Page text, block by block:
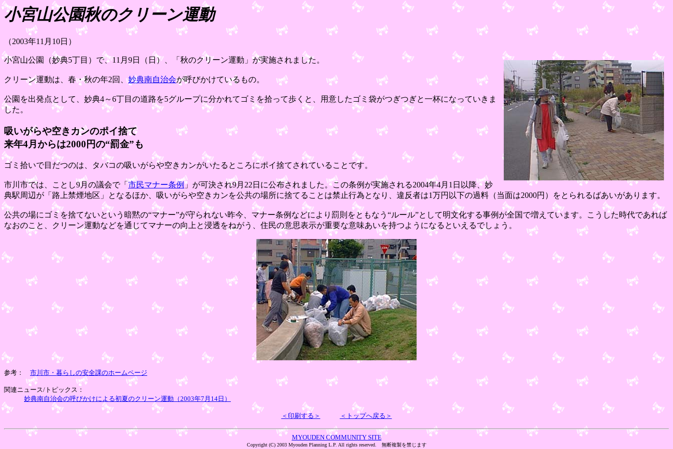
小宮山公園秋のクリーン運動
（2003年11月10日）
小宮山公園（妙典5丁目）で、11月9日（日）、「秋のクリーン運動」が実施されました。
クリーン運動は、春・秋の年2回、妙典南自治会が呼びかけているもの。
公園を出発点として、妙典4～6丁目の道路を5グループに分かれてゴミを拾って歩くと、用意したゴミ袋がつぎつぎと一杯になっていきま
した。
吸いがらや空きカンのポイ捨て
来年4月からは2000円の“罰金”も
ゴミ拾いで目だつのは、タバコの吸いがらや空きカンがいたるところにポイ捨てされていることです。
市川市では、ことし9月の議会で「市民マナー条例」が可決され9月22日に公布されました。この条例が実施される2004年4月1日以降、妙
典駅周辺が「路上禁煙地区」となるほか、 吸いがらや空きカンを公共の場所に捨てること は禁止行為となり、違反者は1万円以下の過料（当面は2000円）をとられるばあいがあります。
公共の場にゴミを捨てないという暗黙の“マナー”が守られない昨今、マナー条例などにより罰則をともなう“ルール”として明文化する事例が全国で増えています。こうした時代であれば
なおのこと、クリーン運動などを通じてマナーの向上と浸透をねがう、住民の意思表示が重要な意味あいを持つようになるといえるでしょう。
参考： 市川市・暮らしの安全課のホームページ
関連ニュース/トピックス：
妙典南自治会の呼びかけによる初夏のクリーン運動（2003年7月14日）
＜印刷する＞ ＜トップへ戻る＞
MYOUDEN COMMUNITY SITE
Copyright (C) 2003 Myouden Planning L.P. All rights reserved. 無断複製を禁じます